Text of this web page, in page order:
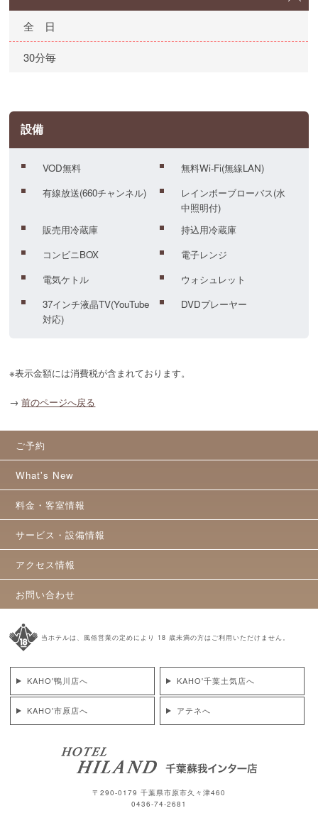
全 日
30分毎
設備
VOD無料
無料Wi-Fi(無線LAN)
有線放送(660チャンネル)
レインボーブローバス(水
中照明付)
販売用冷蔵庫
持込用冷蔵庫
コンビニBOX
電子レンジ
電気ケトル
ウォシュレット
37インチ液晶TV(YouTube
対応)
DVDプレーヤー
※表示金額には消費税が含まれております。
→ 前のページへ戻る
ご予約
What's New
料金・客室情報
サービス・設備情報
アクセス情報
お問い合わせ
当ホテルは、風俗営業の定めにより 18 歳未満の方はご利用いただけません。
KAHO'鴨川店へ KAHO'千葉土気店へ
KAHO'市原店へ アテネへ
〒290-0179 千葉県市原市久々津460
0436-74-2681